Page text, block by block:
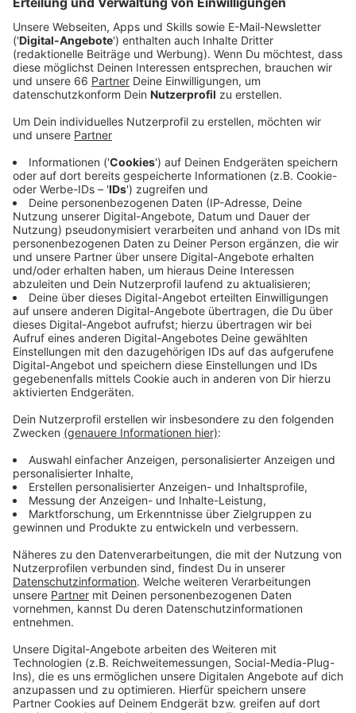
Zahlen ausgedrückt - aussieht, erfahrt ihr hier.
Veröffentlicht:Mittwoch, 29.01.2020 14:08
Anzeige
Der Brexit wird endgültig durchgezogen.
Großbritannien verlässt die EU. Ab Februar 2020
beginnt eine Übergangsphase bis Ende Dezember
2020, bevor es im Jahr 2021 richtig ernst wird. Die
jahrelangen Verhandlungen zwischen der Europäischen
Union und den verschiedenen Regierungen
Großbritanniens haben überall viele Nerven gekostet.
Und sie gehen noch weiter...
Anzeige
Für uns bedeutet das im Umkehrschluss, dass wir uns
auf einige neue Regelungen und Änderungen einstellen
müssen, wenn wir zum Beispiel für einen Kurzurlaub
nach London fliegen wollen. Und die EU verliert eines
ihrer wichtigsten Mitglieder. Wie Europa dank des
Brexits in Zahlen aussieht, zeigt euch diese Grafik.
Anzeige
Anzeige
Die Mehrheit in der EU - sowohl in der Politik als auch
in der Gesellschaft - ist traurig über das Ende
Großbritanniens in der EU. Es ist Zeit, Abschied zu
nehmen. Wir sagen "Goodbye" mit unserer Brexit-
Playlist.